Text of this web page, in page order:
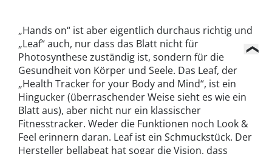
„Hands on“ ist aber eigentlich durchaus richtig und
„Leaf“ auch, nur dass das Blatt nicht für
Photosynthese zuständig ist, sondern für die
Gesundheit von Körper und Seele. Das Leaf, der
„Health Tracker for your Body and Mind“, ist ein
Hingucker (überraschender Weise sieht es wie ein
Blatt aus), aber nicht nur ein klassischer
Fitnesstracker. Weder die Funktionen noch Look &
Feel erinnern daran. Leaf ist ein Schmuckstück. Der
Hersteller bellabeat hat sogar die Vision, dass